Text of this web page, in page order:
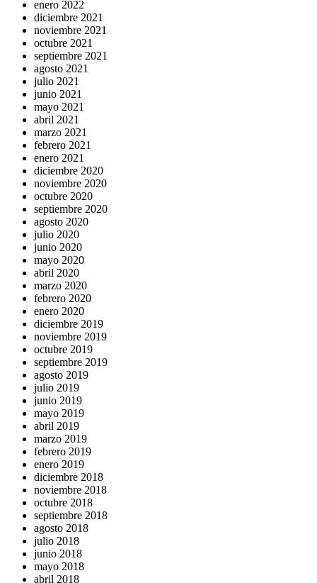
enero 2022
diciembre 2021
noviembre 2021
octubre 2021
septiembre 2021
agosto 2021
julio 2021
junio 2021
mayo 2021
abril 2021
marzo 2021
febrero 2021
enero 2021
diciembre 2020
noviembre 2020
octubre 2020
septiembre 2020
agosto 2020
julio 2020
junio 2020
mayo 2020
abril 2020
marzo 2020
febrero 2020
enero 2020
diciembre 2019
noviembre 2019
octubre 2019
septiembre 2019
agosto 2019
julio 2019
junio 2019
mayo 2019
abril 2019
marzo 2019
febrero 2019
enero 2019
diciembre 2018
noviembre 2018
octubre 2018
septiembre 2018
agosto 2018
julio 2018
junio 2018
mayo 2018
abril 2018